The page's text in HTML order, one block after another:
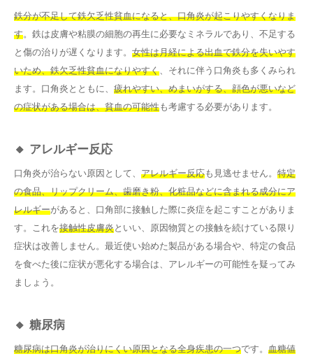
鉄分が不足して鉄欠乏性貧血になると、口角炎が起こりやすくなりま
す。鉄は皮膚や粘膜の細胞の再生に必要なミネラルであり、不足する
と傷の治りが遅くなります。 女性は月経による出血で鉄分を失いやす
いため、鉄欠乏性貧血になりやすく、それに伴う口角炎も多くみられ
ます。口角炎とともに、 疲れやすい、めまいがする、顔色が悪いなど
の症状がある場合は、貧血の可能性も考慮する必要があります。
🔸 アレルギー反応
口角炎が治らない原因として、 アレルギー反応も見逃せません。 特定
の食品、リップクリーム、歯磨き粉、化粧品などに含まれる成分にア
レルギーがあると、口角部に接触した際に炎症を起こすことがありま
す。これを接触性皮膚炎といい、原因物質との接触を続けている限り
症状は改善しません。最近使い始めた製品がある場合や、特定の食品
を食べた後に症状が悪化する場合は、アレルギーの可能性を疑ってみ
ましょう。
🔸 糖尿病
糖尿病は口角炎が治りにくい原因となる全身疾患の一つです。 血糖値